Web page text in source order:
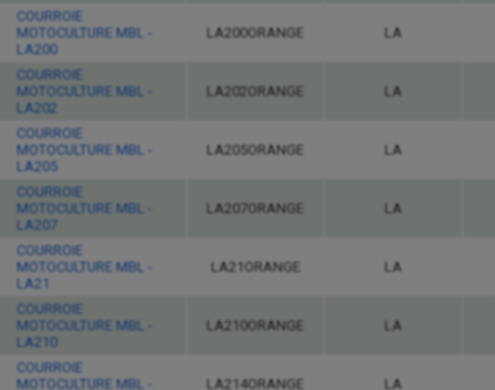
COURROIE
MOTOCULTURE MBL -
LA200
LA200ORANGE LA
COURROIE
MOTOCULTURE MBL -
LA202
LA202ORANGE LA
COURROIE
MOTOCULTURE MBL -
LA205
LA205ORANGE LA
COURROIE
MOTOCULTURE MBL -
LA207
LA207ORANGE LA
COURROIE
MOTOCULTURE MBL -
LA21
LA21ORANGE LA
COURROIE
MOTOCULTURE MBL -
LA210
LA210ORANGE LA
COURROIE
MOTOCULTURE MBL -
LA214ORANGE LA